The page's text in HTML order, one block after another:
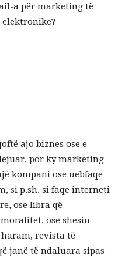
a për marketing të
ajo biznes ose e-
por ky marketing
kompani ose uebfaqe
si p.sh. si faqe interneti
ose libra që
ose shesin
revista të
janë të ndaluara sipas